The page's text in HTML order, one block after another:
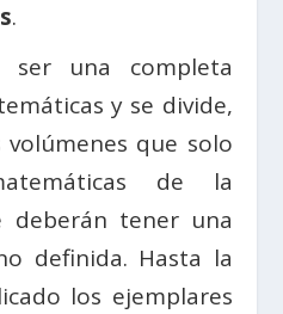
.
una completa
y se divide,
que solo
de la
deberán tener una
definida. Hasta la
los ejemplares